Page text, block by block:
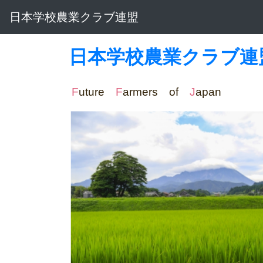
日本学校農業クラブ連盟
日本学校農業クラブ連
Future Farmers of J